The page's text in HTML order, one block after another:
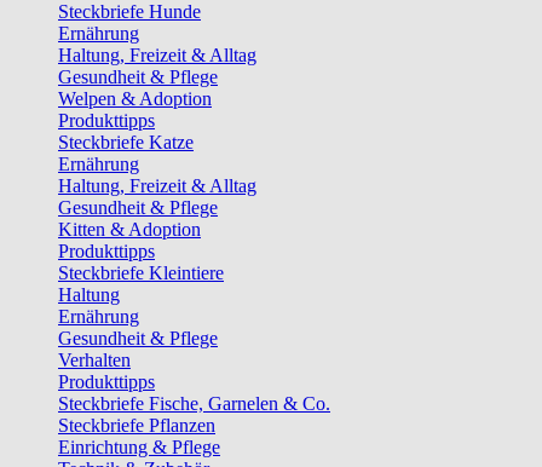
Steckbriefe Hunde
Ernährung
Haltung, Freizeit & Alltag
Gesundheit & Pflege
Welpen & Adoption
Produkttipps
Steckbriefe Katze
Ernährung
Haltung, Freizeit & Alltag
Gesundheit & Pflege
Kitten & Adoption
Produkttipps
Steckbriefe Kleintiere
Haltung
Ernährung
Gesundheit & Pflege
Verhalten
Produkttipps
Steckbriefe Fische, Garnelen & Co.
Steckbriefe Pflanzen
Einrichtung & Pflege